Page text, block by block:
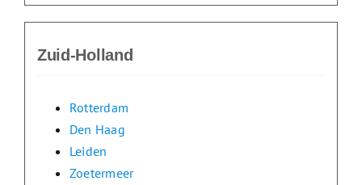
Zuid-Holland
Rotterdam
Den Haag
Leiden
Zoetermeer